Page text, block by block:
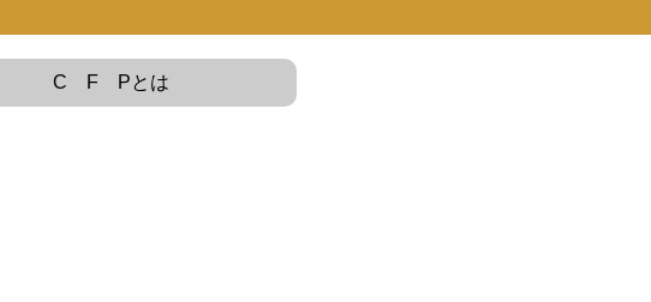
C F Pとは